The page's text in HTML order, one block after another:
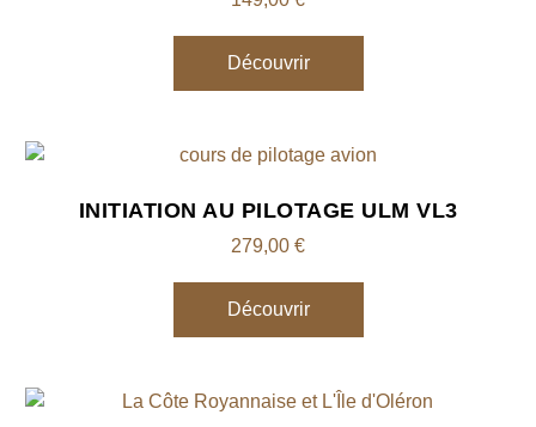
Découvrir
INITIATION AU PILOTAGE ULM VL3
279,00 €
Découvrir